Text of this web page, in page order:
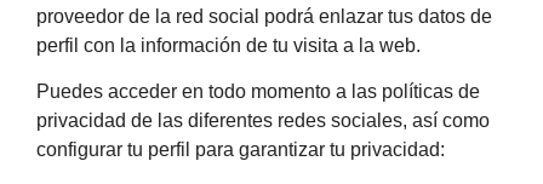
proveedor de la red social podrá enlazar tus datos de
perfil con la información de tu visita a la web.
Puedes acceder en todo momento a las políticas de
privacidad de las diferentes redes sociales, así como
configurar tu perfil para garantizar tu privacidad: